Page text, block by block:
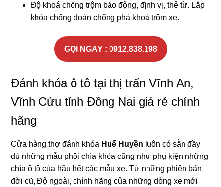
Độ khoá chống trộm báo động, định vị, thẻ từ. Lắp
khóa chống đoản chống phá khoá trộm xe.
GỌI NGAY : 0912.838.198
Đánh khóa ô tô tại thị trấn Vĩnh An,
Vĩnh Cửu tỉnh Đồng Nai giá rẻ chính
hãng
Cửa hàng thợ đánh khóa Huế Huyền luôn có sẵn đầy
đủ những mẫu phôi chìa khóa cũng như phụ kiện những
chìa ô tô của hầu hết các mẫu xe. Từ những phiên bản
đời cũ, Độ ngoài, chính hãng của những dòng xe mới